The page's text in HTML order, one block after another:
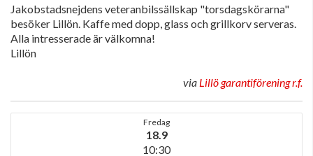
Jakobstadsnejdens veteranbilssällskap "torsdagskörarna"
besöker Lillön. Kaffe med dopp, glass och grillkorv serveras.
Alla intresserade är välkomna!
Lillön
via Lillö garantiförening r.f.
Fredag
18.9
10:30